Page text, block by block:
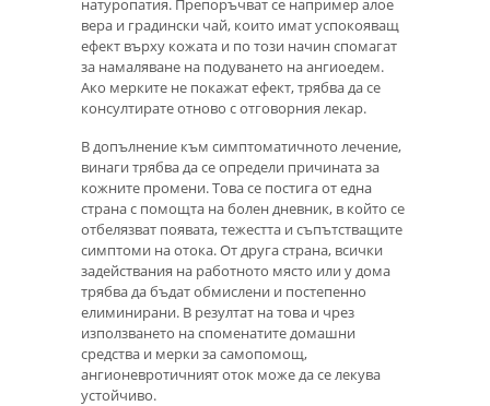
натуропатия. Препоръчват се например алое
вера и градински чай, които имат успокояващ
ефект върху кожата и по този начин спомагат
за намаляване на подуването на ангиоедем.
Ако мерките не покажат ефект, трябва да се
консултирате отново с отговорния лекар.
В допълнение към симптоматичното лечение,
винаги трябва да се определи причината за
кожните промени. Това се постига от една
страна с помощта на болен дневник, в който се
отбелязват появата, тежестта и съпътстващите
симптоми на отока. От друга страна, всички
задействания на работното място или у дома
трябва да бъдат обмислени и постепенно
елиминирани. В резултат на това и чрез
използването на споменатите домашни
средства и мерки за самопомощ,
ангионевротичният оток може да се лекува
устойчиво.